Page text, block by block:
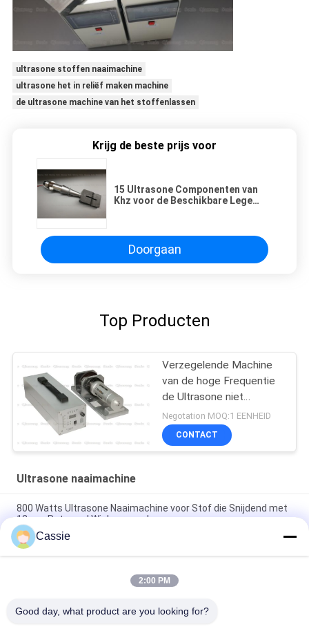
ultrasone stoffen naaimachine
ultrasone het in reliëf maken machine
de ultrasone machine van het stoffenlassen
Krijg de beste prijs voor
15 Ultrasone Componenten van
Khz voor de Beschikbare Lege
Doorgaan
Top Producten
Verzegelende Machine
van de hoge Frequentie
de Ultrasone niet
Geweven Zak
Negotation MOQ:1 EENHEID
CONTACT
Ultrasone naaimachine
800 Watts Ultrasone Naaimachine voor Stof die Snijdend met
12mm Roterend Wiel verzegelen
Naadloze het Systeem van het hoge Frequentie20khz 2500w
Ultrasone Lassen
Hoge snelheid Ultrasone Sonotroda met Digitale Generator
Cassie
2:00 PM
Good day, what product are you looking for?